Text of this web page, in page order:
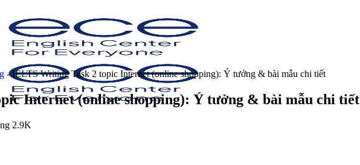
-IELTS Writing Task 2 topic Internet (online shopping): Ý tưởng & bài mẫu chi tiết
Internet (online shopping): Ý tưởng & bài mẫu chi tiết
2.9K